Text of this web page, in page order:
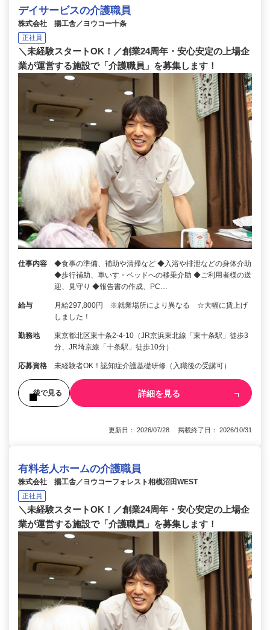
デイサービスの介護職員
株式会社 揚工舎／ヨウコー十条
正社員
＼未経験スタートOK！／創業24周年・安心安定の上場企
業が運営する施設で「介護職員」を募集します！
仕事内容
◆食事の準備、補助や清掃など ◆入浴や排泄などの身体介助
◆歩行補助、車いす・ベッドへの移乗介助 ◆ご利用者様の送
迎、見守り ◆報告書の作成、PC…
給与
月給297,800円 ※就業場所により異なる ☆大幅に賃上げ
しました！
勤務地
東京都北区東十条2-4-10（JR京浜東北線「東十条駅」徒歩3
分、JR埼京線「十条駅」徒歩10分）
応募資格 未経験者OK！認知症介護基礎研修（入職後の受講可）
後で見る 詳細を見る
更新日： 2026/07/28 掲載終了日： 2026/10/31
有料老人ホームの介護職員
株式会社 揚工舎／ヨウコーフォレスト相模沼田WEST
正社員
＼未経験スタートOK！／創業24周年・安心安定の上場企
業が運営する施設で「介護職員」を募集します！